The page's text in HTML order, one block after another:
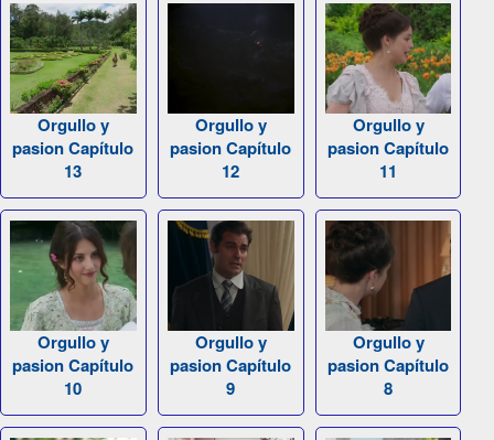
Orgullo y
pasion Capítulo
13
Orgullo y
pasion Capítulo
12
Orgullo y
pasion Capítulo
11
Orgullo y
pasion Capítulo
10
Orgullo y
pasion Capítulo
9
Orgullo y
pasion Capítulo
8